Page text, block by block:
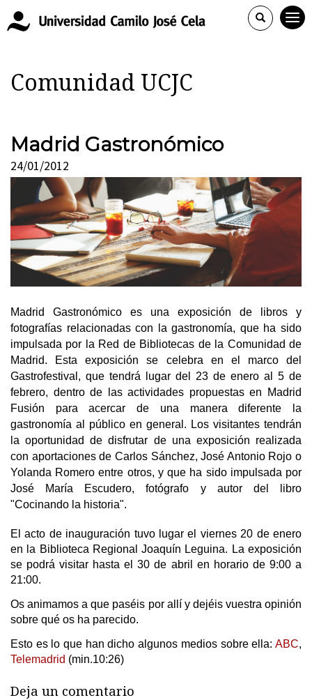
Comunidad UCJC
Madrid Gastronómico
24/01/2012
Madrid Gastronómico es una exposición de libros y
fotografías relacionadas con la gastronomía, que ha sido
impulsada por la Red de Bibliotecas de la Comunidad de
Madrid. Esta exposición se celebra en el marco del
Gastrofestival, que tendrá lugar del 23 de enero al 5 de
febrero, dentro de las actividades propuestas en Madrid
Fusión para acercar de una manera diferente la
gastronomía al público en general. Los visitantes tendrán
la oportunidad de disfrutar de una exposición realizada
con aportaciones de Carlos Sánchez, José Antonio Rojo o
Yolanda Romero entre otros, y que ha sido impulsada por
José María Escudero, fotógrafo y autor del libro
"Cocinando la historia".
El acto de inauguración tuvo lugar el viernes 20 de enero
en la Biblioteca Regional Joaquín Leguina. La exposición
se podrá visitar hasta el 30 de abril en horario de 9:00 a
21:00.
Os animamos a que paséis por allí y dejéis vuestra opinión
sobre qué os ha parecido.
Esto es lo que han dicho algunos medios sobre ella: ABC,
Telemadrid (min.10:26)
Deja un comentario